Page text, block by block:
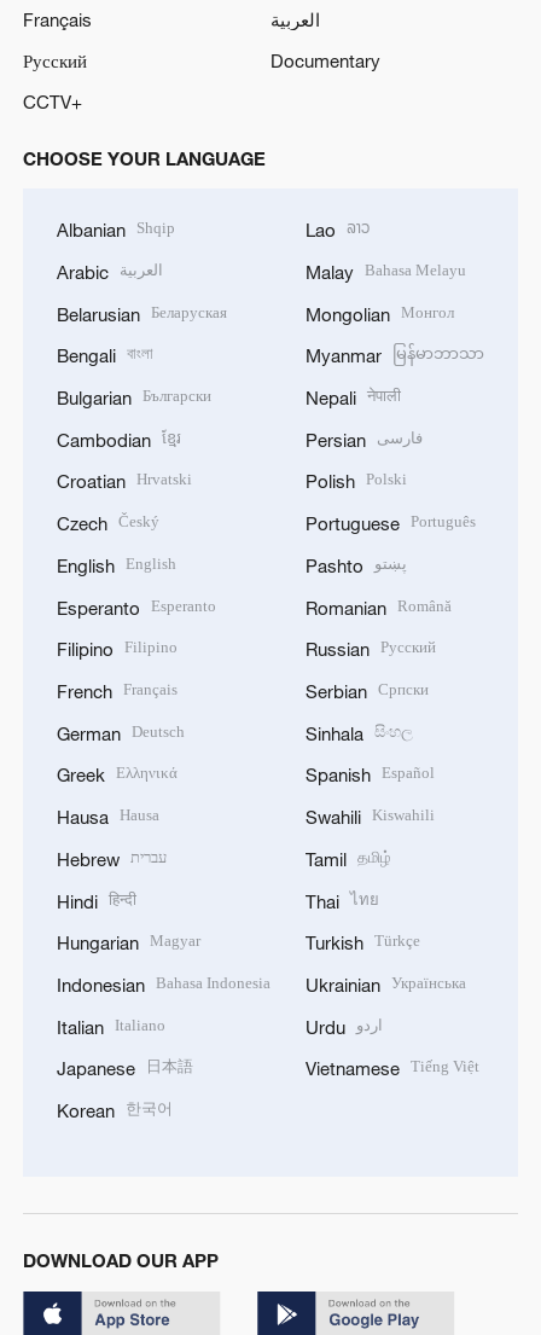
Français
العربية
Русский
Documentary
CCTV+
CHOOSE YOUR LANGUAGE
Albanian Shqip
Arabic العربية
Belarusian Беларуская
Bengali বাংলা
Bulgarian Български
Cambodian ខ្មែរ
Croatian Hrvatski
Czech Český
English English
Esperanto Esperanto
Filipino Filipino
French Français
German Deutsch
Greek Ελληνικά
Hausa Hausa
Hebrew עברית
Hindi हिन्दी
Hungarian Magyar
Indonesian Bahasa Indonesia
Italian Italiano
Japanese 日本語
Korean 한국어
Lao ລາວ
Malay Bahasa Melayu
Mongolian Монгол
Myanmar မြန်မာဘာသာ
Nepali नेपाली
Persian فارسی
Polish Polski
Portuguese Português
Pashto پښتو
Romanian Română
Russian Русский
Serbian Српски
Sinhala සිංහල
Spanish Español
Swahili Kiswahili
Tamil தமிழ்
Thai ไทย
Turkish Türkçe
Ukrainian Українська
Urdu اردو
Vietnamese Tiếng Việt
DOWNLOAD OUR APP